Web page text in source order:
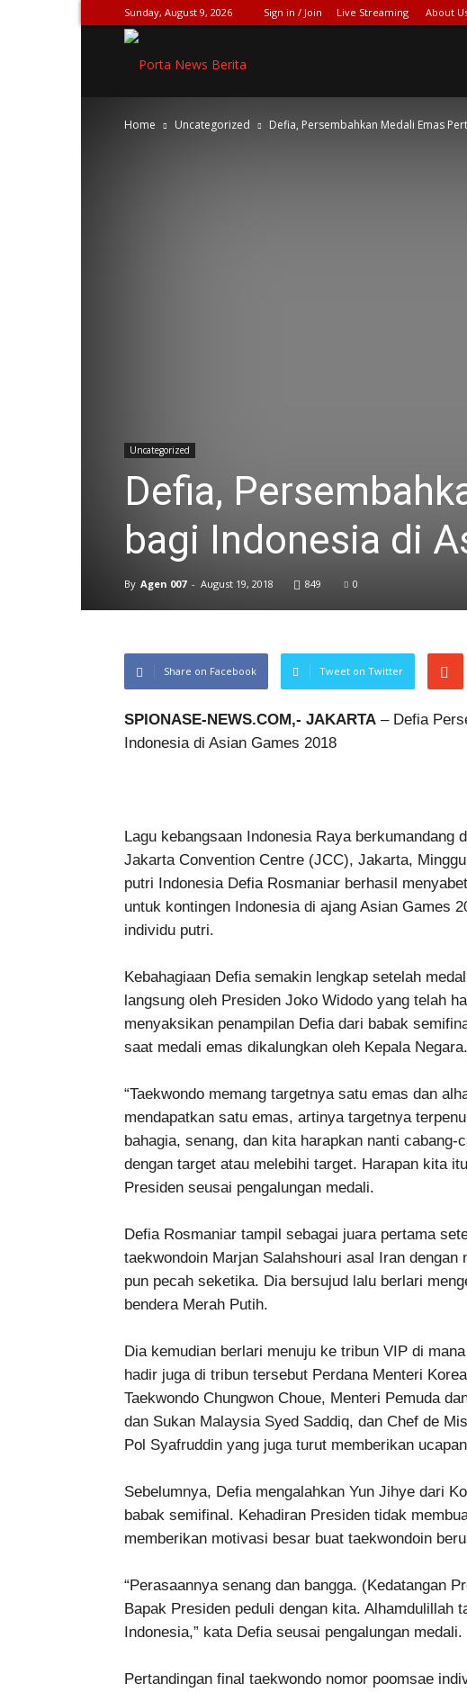
Sunday, August 9, 2026 Sign in / Join Live Streaming About
NEWS[DOT]COM
Home Uncategorized Defia, Persembahkan Medali Emas
Uncategorized
Defia,
bagi Indonesia di
By Agen 007 - August 19, 2018 849 0
Share on Facebook Tweet on Twitter
SPIONASE-NEWS.COM,- JAKARTA – Defia
Indonesia di Asian Games 2018
Lagu kebangsaan Indonesia Raya berkumandang
Jakarta Convention Centre (JCC), Jakarta,
putri Indonesia Defia Rosmaniar berhasil
untuk kontingen Indonesia di ajang Asian Games
individu putri.
Kebahagiaan Defia semakin lengkap setelah
langsung oleh Presiden Joko Widodo yang telah
menyaksikan penampilan Defia dari babak
saat medali emas dikalungkan oleh Kepala Negara.
“Taekwondo memang targetnya satu emas dan
mendapatkan satu emas, artinya targetnya
bahagia, senang, dan kita harapkan nanti
dengan target atau melebihi target. Harapan kita
Presiden seusai pengalungan medali.
Defia Rosmaniar tampil sebagai juara pertama
taekwondoin Marjan Salahshouri asal Iran dengan
pun pecah seketika. Dia bersujud lalu berlari
bendera Merah Putih.
Dia kemudian berlari menuju ke tribun VIP di
hadir juga di tribun tersebut Perdana Menteri
Taekwondo Chungwon Choue, Menteri Pemuda
dan Sukan Malaysia Syed Saddiq, dan Chef de
Pol Syafruddin yang juga turut memberikan
Sebelumnya, Defia mengalahkan Yun Jihye dari
babak semifinal. Kehadiran Presiden tidak
memberikan motivasi besar buat taekwondoin
“Perasaannya senang dan bangga. (Kedatangan
Bapak Presiden peduli dengan kita. Alhamdulillah
Indonesia,” kata Defia seusai pengalungan medali.
Pertandingan final taekwondo nomor poomsae